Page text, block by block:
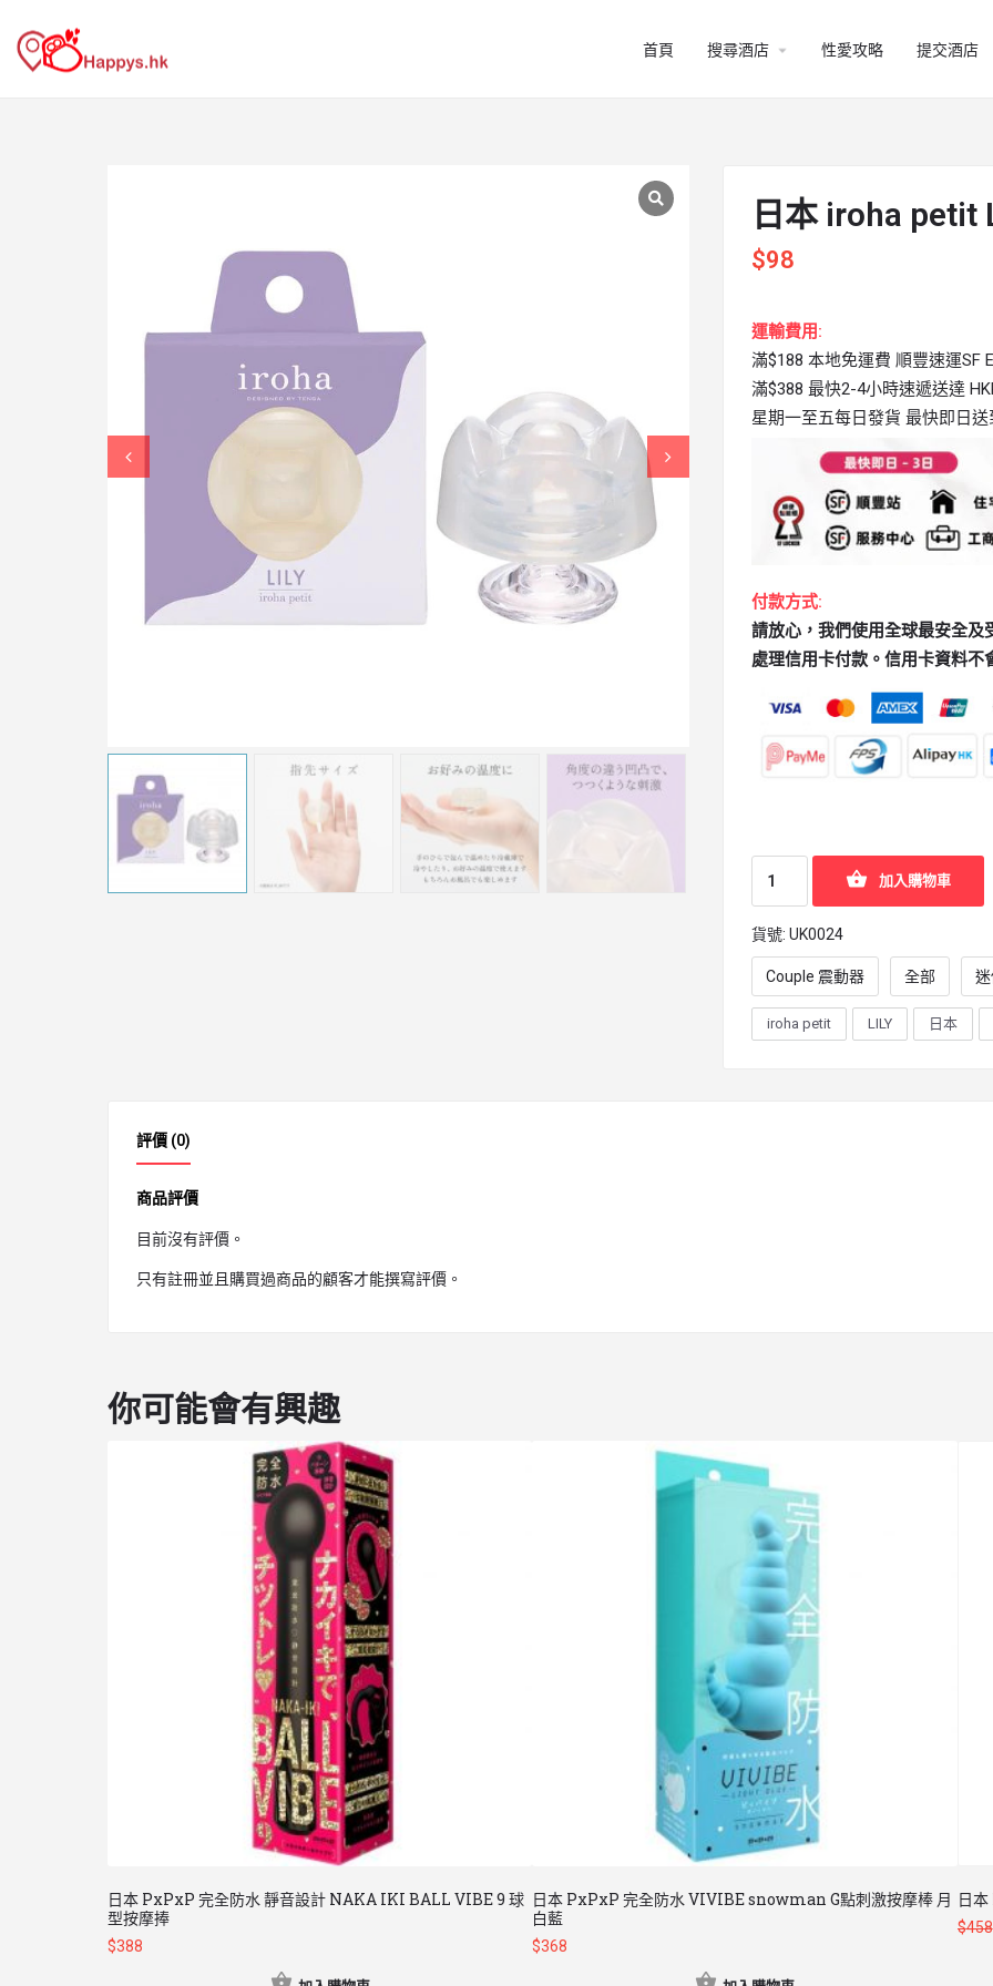
首頁 搜尋酒店 arrow_drop_down 性愛攻略 提交酒店
日本 iroha petit
$98
運輸費用:
滿$188 本地免運費 順豐速運SF
滿$388 最快2-4小時速遞送達
星期一至五每日發貨 最快即日送
付款方式:
請放心，我們使用全球最安全
處理信用卡付款。信用卡資料不
加入購物車
貨號: UK0024
Couple 震動器 全部
iroha petit LILY 日本
評價 (0)
商品評價
目前沒有評價。
只有註冊並且購買過商品的顧客才能撰寫評價。
你可能會有興趣
日本 PxPxP 完全防水 靜音設計 NAKA IKI BALL VIBE 9 球
型按摩捧
$388
日本 PxPxP 完全防水 VIVIBE snowman G點刺激按摩棒 月
白藍
$368
日
$458